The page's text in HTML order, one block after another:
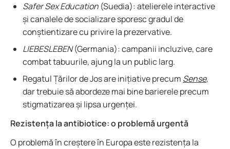
Safer Sex Education (Suedia): atelierele interactive
și canalele de socializare sporesc gradul de
conștientizare cu privire la prezervative.
LIEBESLEBEN(Germania): campanii incluzive, care
combat tabuurile, ajung la un public larg.
Regatul Țărilor de Jos are inițiative precum Sense,
dar trebuie să abordeze mai bine barierele precum
stigmatizarea și lipsa urgenței.
Rezistența la antibiotice: o problemă urgentă
O problemă în creștere în Europa este rezistența la